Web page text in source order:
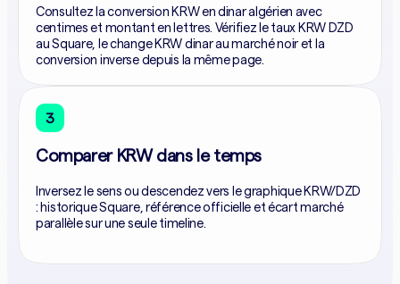
Consultez la conversion KRW en dinar algérien avec
centimes et montant en lettres. Vérifiez le taux KRW DZD
au Square, le change KRW dinar au marché noir et la
conversion inverse depuis la même page.
3
Comparer KRW dans le temps
Inversez le sens ou descendez vers le graphique KRW/DZD
: historique Square, référence officielle et écart marché
parallèle sur une seule timeline.